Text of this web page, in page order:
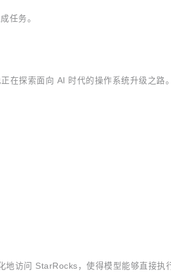
任务。
在探索面向 AI 时代的操作系统升级之路。
访问 StarRocks，使得模型能够直接执